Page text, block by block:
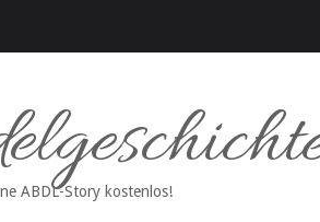
ABDL-Story kostenlos!